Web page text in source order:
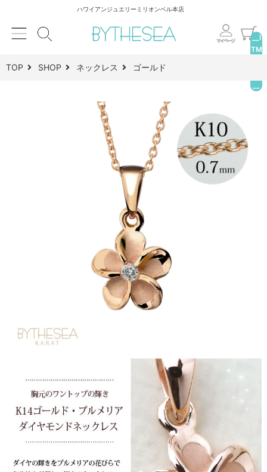
ハワイアンジュエリーミリオンベル本店
__I
TM
TOP SHOP ネックレス ゴールド